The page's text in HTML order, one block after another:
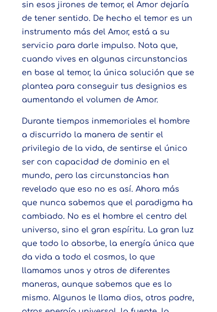
sin esos jirones de temor, el Amor dejaría
de tener sentido. De hecho el temor es un
instrumento más del Amor, está a su
servicio para darle impulso. Nota que,
cuando vives en algunas circunstancias
en base al temor, la única solución que se
plantea para conseguir tus designios es
aumentando el volumen de Amor.
Durante tiempos inmemoriales el hombre
a discurrido la manera de sentir el
privilegio de la vida, de sentirse el único
ser con capacidad de dominio en el
mundo, pero las circunstancias han
revelado que eso no es así. Ahora más
que nunca sabemos que el paradigma ha
cambiado. No es el hombre el centro del
universo, sino el gran espíritu. La gran luz
que todo lo absorbe, la energía única que
da vida a todo el cosmos, lo que
llamamos unos y otros de diferentes
maneras, aunque sabemos que es lo
mismo. Algunos le llama dios, otros padre,